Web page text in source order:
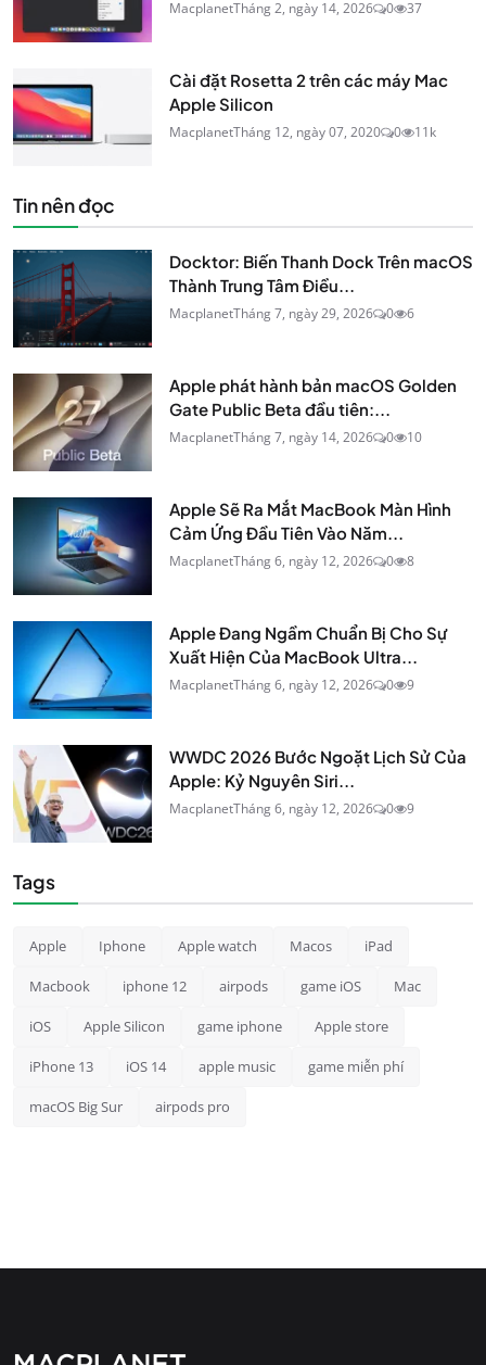
MacplanetTháng 2, ngày 14, 2026 0 37
Cài đặt Rosetta 2 trên các máy Mac
Apple Silicon
MacplanetTháng 12, ngày 07, 2020 0 11k
Tin nên đọc
Docktor: Biến Thanh Dock Trên macOS
Thành Trung Tâm Điều...
MacplanetTháng 7, ngày 29, 2026 0 6
Apple phát hành bản macOS Golden
Gate Public Beta đầu tiên:...
MacplanetTháng 7, ngày 14, 2026 0 10
Apple Sẽ Ra Mắt MacBook Màn Hình
Cảm Ứng Đầu Tiên Vào Năm...
MacplanetTháng 6, ngày 12, 2026 0 8
Apple Đang Ngầm Chuẩn Bị Cho Sự
Xuất Hiện Của MacBook Ultra...
MacplanetTháng 6, ngày 12, 2026 0 9
WWDC 2026 Bước Ngoặt Lịch Sử Của
Apple: Kỷ Nguyên Siri...
MacplanetTháng 6, ngày 12, 2026 0 9
Tags
Apple Iphone Apple watch Macos iPad
Macbook iphone 12 airpods game iOS Mac
iOS Apple Silicon game iphone Apple store
iPhone 13 iOS 14 apple music game miễn phí
macOS Big Sur airpods pro